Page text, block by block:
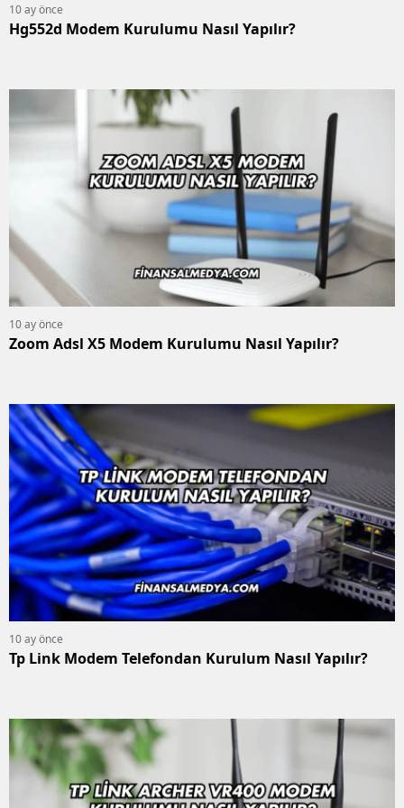
10 ay önce
Hg552d Modem Kurulumu Nasıl Yapılır?
10 ay önce
Zoom Adsl X5 Modem Kurulumu Nasıl Yapılır?
10 ay önce
Tp Link Modem Telefondan Kurulum Nasıl Yapılır?